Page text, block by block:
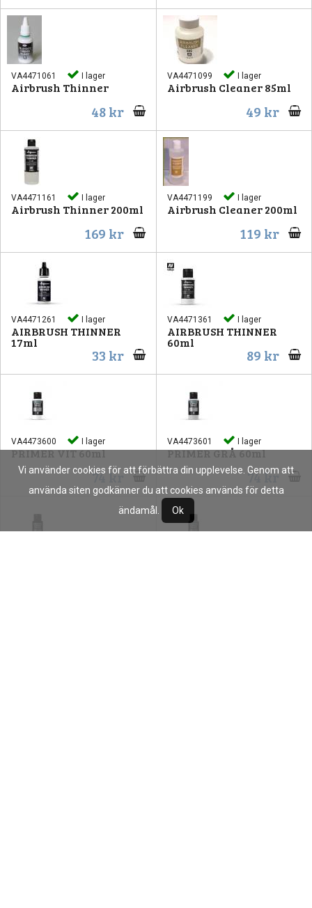
Vi använder cookies för att förbättra din upplevelse. Genom att
använda siten godkänner du att cookies används för detta
ändamål.
Ok
VA4471061 I lager
Airbrush Thinner
48 kr
VA4471099 I lager
Airbrush Cleaner 85ml
49 kr
VA4471161 I lager
Airbrush Thinner 200ml
169 kr
VA4471199 I lager
Airbrush Cleaner 200ml
119 kr
VA4471261 I lager
AIRBRUSH THINNER
17ml
33 kr
VA4471361 I lager
AIRBRUSH THINNER
60ml
89 kr
VA4473600 I lager
PRIMER VIT 60ml
74 kr
VA4473601 I lager
PRIMER GRÅ 60ml
74 kr